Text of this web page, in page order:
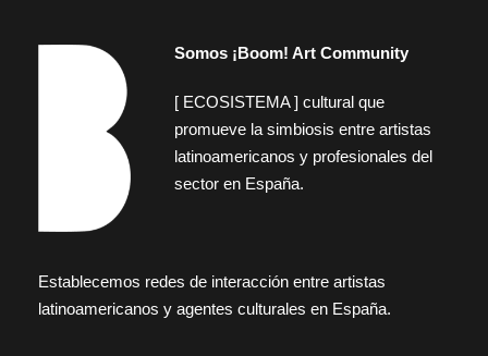
Somos ¡Boom! Art Community
[ ECOSISTEMA ] cultural que
promueve la simbiosis entre artistas
latinoamericanos y profesionales del
sector en España.
Establecemos redes de interacción entre artistas
latinoamericanos y agentes culturales en España.